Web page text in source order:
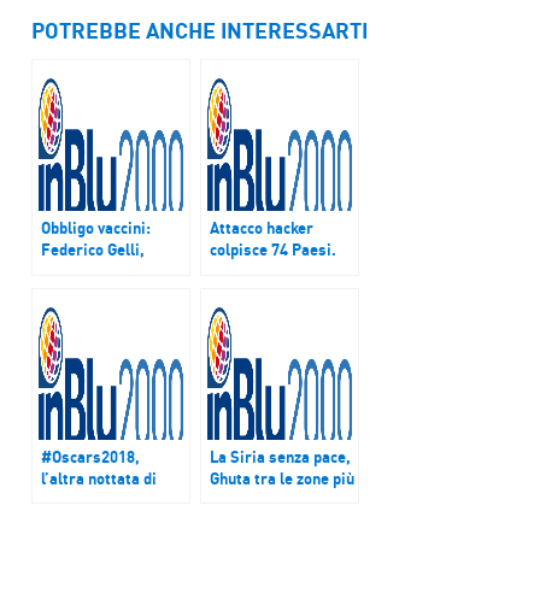
POTREBBE ANCHE INTERESSARTI
Obbligo vaccini:
Federico Gelli,
del Parlamento ma
anche del Governo”
Attacco hacker
colpisce 74 Paesi.
aziende, ospedali e
università
#Oscars2018,
l’altra nottata di
La Siria senza pace,
Ghuta tra le zone più